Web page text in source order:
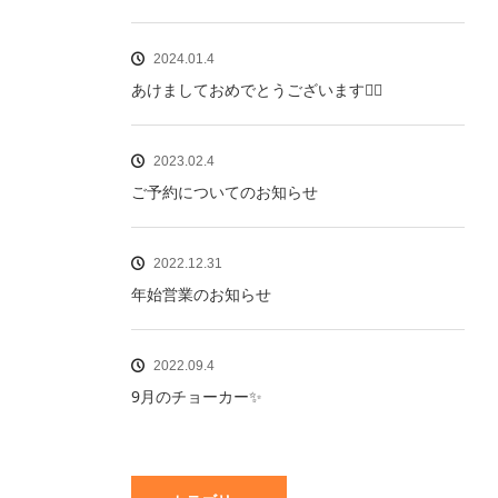
2024.01.4
あけましておめでとうございます🙇‍♀️
2023.02.4
ご予約についてのお知らせ
2022.12.31
年始営業のお知らせ
2022.09.4
9月のチョーカー✨